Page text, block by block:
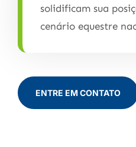
solidificam sua
cenário equestre
ENTRE EM CONTATO